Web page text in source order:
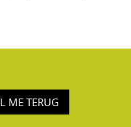
ME TERUG